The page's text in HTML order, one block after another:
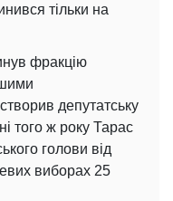
тільки на
фракцію
депутатську
того ж року Тарас
голови від
виборах 25